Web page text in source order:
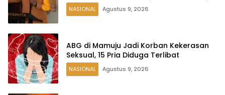
NASIONAL Agustus 9, 2026
ABG di Mamuju Jadi Korban Kekerasan
Seksual, 15 Pria Diduga Terlibat
NASIONAL Agustus 9, 2026